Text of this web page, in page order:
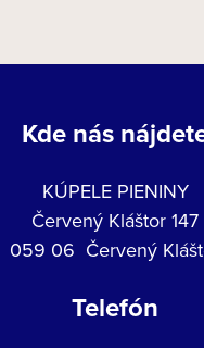
Kde nás
KÚPELE PIENINY
Červený Kláštor 147
059 06 Červený
Telefón